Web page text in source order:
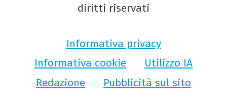
diritti riservati
Informativa privacy
Informativa cookie
Utilizzo IA
Redazione
Pubblicità sul sito